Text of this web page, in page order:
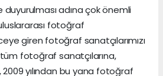
adına çok önemli
fotoğraf
giren fotoğraf sanatçılarımızı
fotoğraf sanatçılarına,
2009 yılından bu yana fotoğraf